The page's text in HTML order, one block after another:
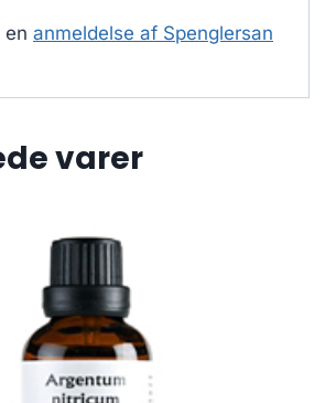
en anmeldelse af Spenglersan
varer